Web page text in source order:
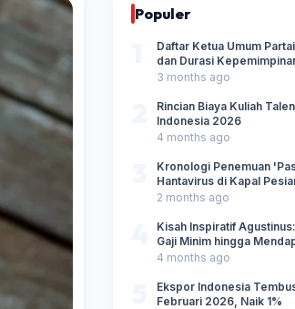
Populer
Daftar Ketua Umum
dan Durasi
3 months ago
Rincian Biaya Kuliah
Indonesia 2026
4 months ago
Kronologi Penemuan
Hantavirus di Kapal
2 months ago
Kisah Inspiratif
Gaji Minim hingga
4 months ago
Ekspor Indonesia
Februari 2026, Naik 1%